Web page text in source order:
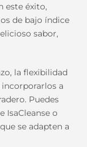
este éxito,
de bajo índice
sabor,
la flexibilidad
a
Puedes
IsaCleanse o
se adapten a